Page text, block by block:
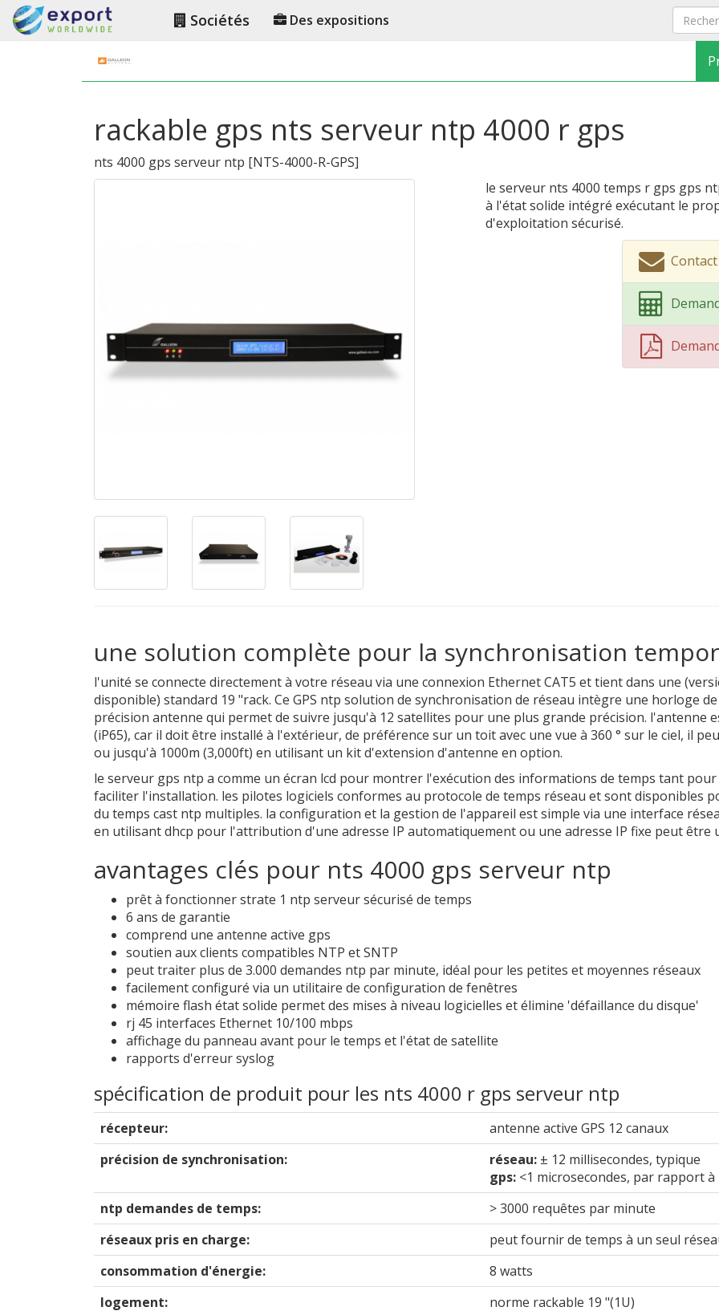
Sociétés Des expositions
rackable gps nts serveur ntp 4000 r gps
nts 4000 gps serveur ntp [NTS-4000-R-GPS]
le serveur nts 4000 temps r gps gps
à l'état solide intégré exécutant le
d'exploitation sécurisé.
une solution complète pour la synchronisation
l'unité se connecte directement à votre réseau via une connexion Ethernet CAT5 et tient dans une
disponible) standard 19 "rack. Ce GPS ntp solution de synchronisation de réseau intègre une horloge
précision antenne qui permet de suivre jusqu'à 12 satellites pour une plus grande précision. l'antenne
(iP65), car il doit être installé à l'extérieur, de préférence sur un toit avec une vue à 360 ° sur le ciel, il
ou jusqu'à 1000m (3,000ft) en utilisant un kit d'extension d'antenne en option.
le serveur gps ntp a comme un écran lcd pour montrer l'exécution des informations de temps tant
faciliter l'installation. les pilotes logiciels conformes au protocole de temps réseau et sont disponibles
du temps cast ntp multiples. la configuration et la gestion de l'appareil est simple via une interface
en utilisant dhcp pour l'attribution d'une adresse IP automatiquement ou une adresse IP fixe peut être
avantages clés pour nts 4000 gps serveur ntp
prêt à fonctionner strate 1 ntp serveur sécurisé de temps
6 ans de garantie
comprend une antenne active gps
soutien aux clients compatibles NTP et SNTP
peut traiter plus de 3.000 demandes ntp par minute, idéal pour les petites et moyennes réseaux
facilement configuré via un utilitaire de configuration de fenêtres
mémoire flash état solide permet des mises à niveau logicielles et élimine 'défaillance du disque'
rj 45 interfaces Ethernet 10/100 mbps
affichage du panneau avant pour le temps et l'état de satellite
rapports d'erreur syslog
spécification de produit pour les nts 4000 r gps serveur ntp
récepteur:
antenne active GPS 12 canaux
précision de synchronisation:
réseau: ± 12 millisecondes, typique
gps: <1 microsecondes, par rapport à
ntp demandes de temps:
> 3000 requêtes par minute
réseaux pris en charge:
peut fournir de temps à un seul
consommation d'énergie:
8 watts
logement:
norme rackable 19 "(1U)